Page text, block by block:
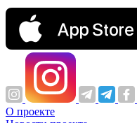
О проекте